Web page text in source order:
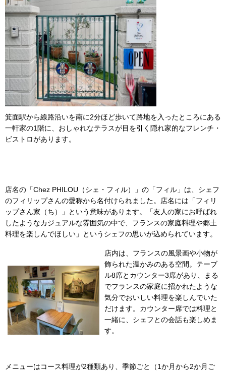
箕面駅から線路沿いを南に2分ほど歩いて路地を入ったところにある
一軒家の1階に、おしゃれなテラスが目を引く隠れ家的なフレンチ・
ビストロがあります。
店名の「Chez PHILOU（シェ・フィル）」の「フィル」は、シェフ
のフィリップさんの愛称から名付けられました。店名には「フィリ
ップさん家（ち）」という意味があります。「友人の家にお呼ばれ
したようなカジュアルな雰囲気の中で、フランスの家庭料理や郷土
料理を楽しんでほしい」というシェフの思いが込められています。
店内は、フランスの風景画や小物が
飾られた温かみのある空間。テーブ
ル8席とカウンター3席があり、まる
でフランスの家庭に招かれたような
気分でおいしい料理を楽しんでいた
だけます。カウンター席では料理と
一緒に、シェフとの会話も楽しめま
す。
メニューはコース料理が2種類あり、季節ごと（1か月から2か月ご